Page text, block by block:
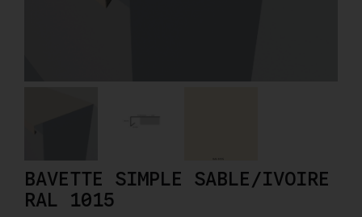
BAVETTE SIMPLE SABLE/IVOIRE
RAL 1015